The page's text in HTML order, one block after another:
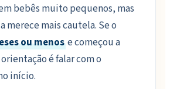
bebês muito pequenos, mas
merece mais cautela. Se o
ou menos e começou a
é falar com o
início.